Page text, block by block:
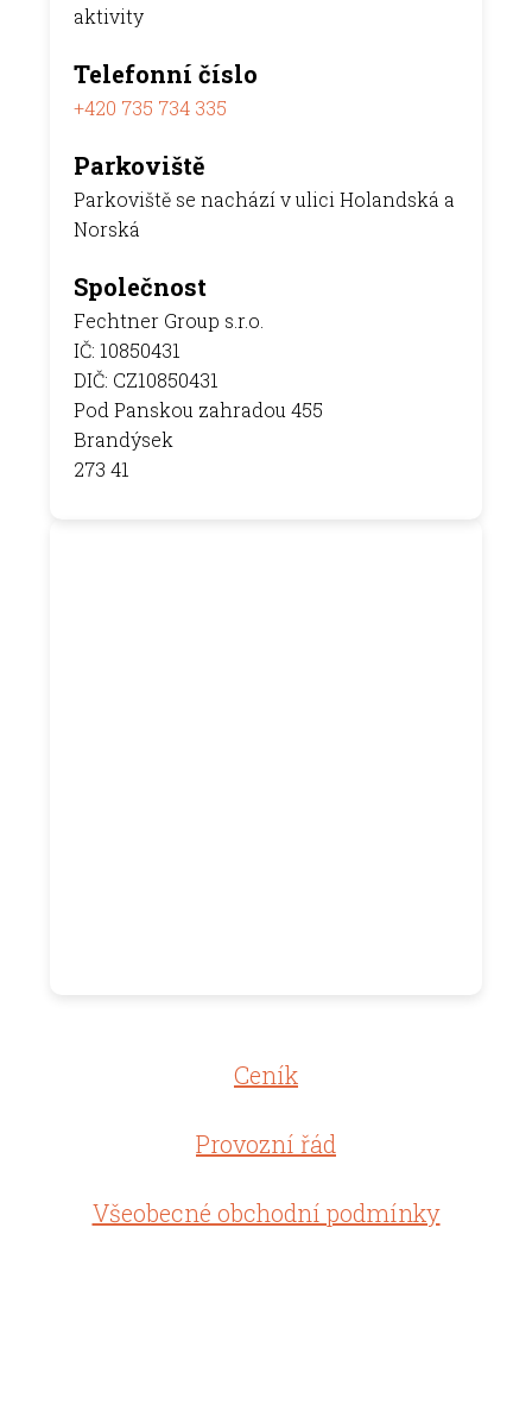
aktivity
Telefonní číslo
+420 735 734 335
Parkoviště
Parkoviště se nachází v ulici Holandská a
Norská
Společnost
Fechtner Group s.r.o.
IČ: 10850431
DIČ: CZ10850431
Pod Panskou zahradou 455
Brandýsek
273 41
Ceník
Provozní řád
Všeobecné obchodní podmínky